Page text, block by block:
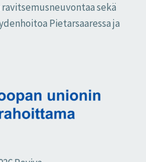
sekä
Pietarsaaressa ja